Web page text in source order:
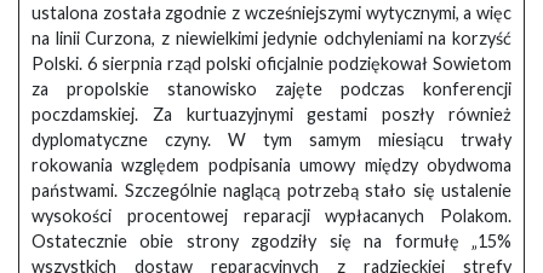
ustalona została zgodnie z wcześniejszymi wytycznymi, a więc
na linii Curzona, z niewielkimi jedynie odchyleniami na korzyść
Polski. 6 sierpnia rząd polski oficjalnie podziękował Sowietom
za propolskie stanowisko zajęte podczas konferencji
poczdamskiej. Za kurtuazyjnymi gestami poszły również
dyplomatyczne czyny. W tym samym miesiącu trwały
rokowania względem podpisania umowy między obydwoma
państwami. Szczególnie naglącą potrzebą stało się ustalenie
wysokości procentowej reparacji wypłacanych Polakom.
Ostatecznie obie strony zgodziły się na formułę „15%
wszystkich dostaw reparacyjnych z radzieckiej strefy